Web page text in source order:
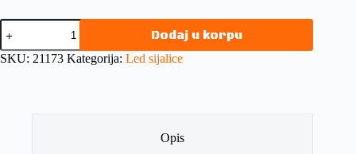
Dodaj u korpu
SKU: 21173 Kategorija: Led sijalice
Opis